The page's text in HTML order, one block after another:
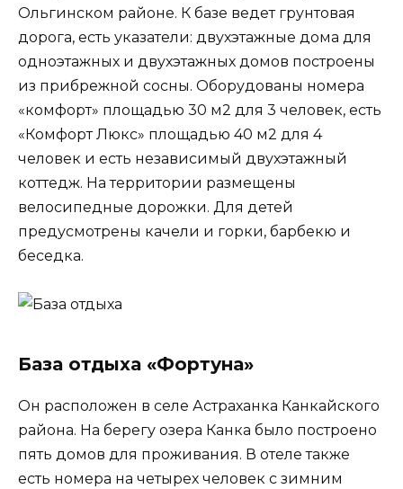
Ольгинском районе. К базе ведет грунтовая
дорога, есть указатели: двухэтажные дома для
одноэтажных и двухэтажных домов построены
из прибрежной сосны. Оборудованы номера
«комфорт» площадью 30 м2 для 3 человек, есть
«Комфорт Люкс» площадью 40 м2 для 4
человек и есть независимый двухэтажный
коттедж. На территории размещены
велосипедные дорожки. Для детей
предусмотрены качели и горки, барбекю и
беседка.
База отдыха «Фортуна»
Он расположен в селе Астраханка Канкайского
района. На берегу озера Канка было построено
пять домов для проживания. В отеле также
есть номера на четырех человек с зимним